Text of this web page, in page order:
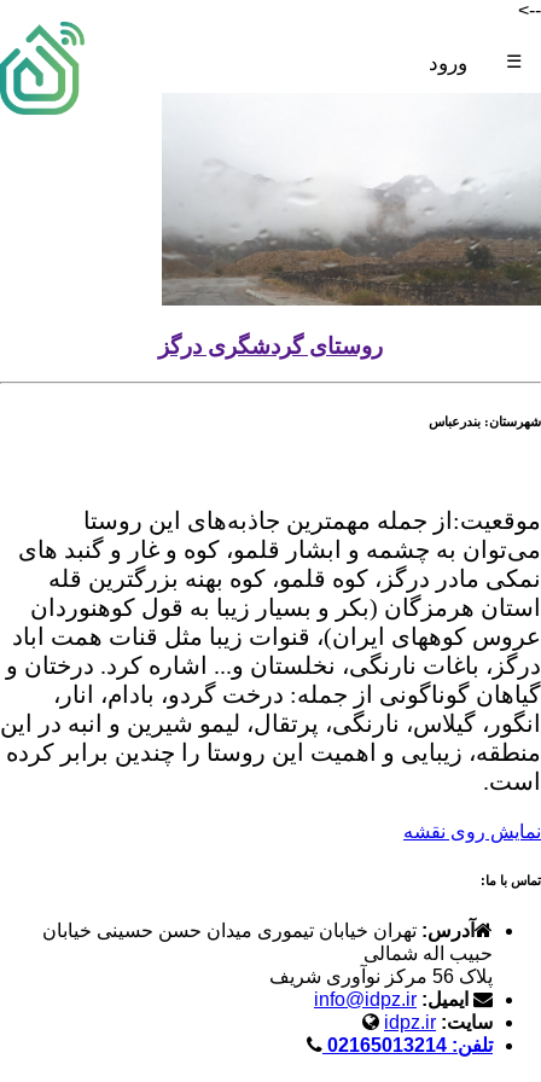
-->
ورود ☰
روستای گردشگری درگز
شهرستان: بندرعباس
موقعیت:از جمله مهمترین جاذبه‌های این روستا
می‌توان به چشمه و ابشار قلمو، کوه و غار و گنبد های
نمکی مادر درگز، کوه قلمو، کوه بهنه بزرگترین قله
استان هرمزگان (بکر و بسیار زیبا به قول کوهنوردان
عروس کوههای ایران)، قنوات زیبا مثل قنات همت اباد
درگز، باغات نارنگی، نخلستان و... اشاره کرد. درختان و
گیاهان گوناگونی از جمله: درخت گردو، بادام، انار،
انگور، گیلاس، نارنگی، پرتقال، لیمو شیرین و انبه در این
منطقه، زیبایی و اهمیت این روستا را چندین برابر کرده
است.
نمایش روی نقشه
تماس با ما:
آدرس: تهران خیابان تیموری میدان حسن حسینی خیابان
حبیب اله شمالی
پلاک 56 مرکز نوآوری شریف
ایمیل: info@idpz.ir
سایت: idpz.ir
تلفن: 02165013214